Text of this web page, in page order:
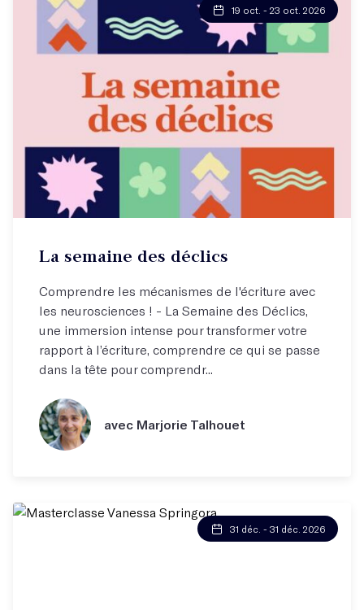
19 oct. - 23 oct. 2026
La semaine des déclics
Comprendre les mécanismes de l'écriture avec
les neurosciences ! - La Semaine des Déclics,
une immersion intense pour transformer votre
rapport à l’écriture, comprendre ce qui se passe
dans la tête pour comprendr...
avec Marjorie Talhouet
31 déc. - 31 déc. 2026